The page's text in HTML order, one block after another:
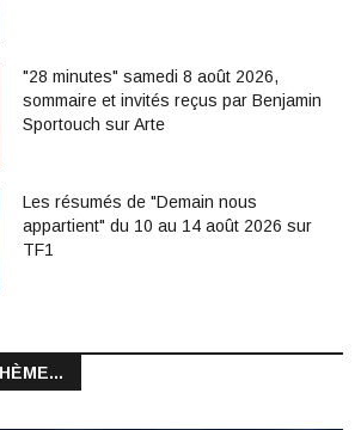
"28 minutes" samedi 8 août 2026,
sommaire et invités reçus par Benjamin
Sportouch sur Arte
Les résumés de "Demain nous
appartient" du 10 au 14 août 2026 sur
TF1